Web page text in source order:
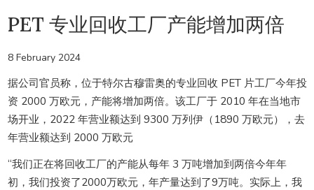
PET 专业回收工厂产能增加两倍
8 February 2024
据公司官员称，位于特尔古穆雷奥的专业回收 PET 片工厂今年投
资 2000 万欧元，产能将增加两倍。该工厂于 2010 年在当地市
场开业，2022 年营业额达到 9300 万列伊（1890 万欧元），去
年营业额达到 2000 万欧元
“我们正在将回收工厂的产能从每年 3 万吨增加到两倍今年年
初，我们投资了2000万欧元，年产量达到了9万吨。实际上，我